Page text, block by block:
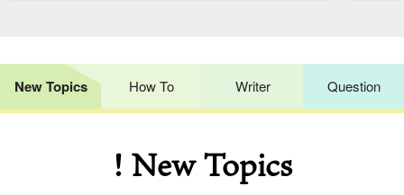
New Topics How To Writer Question
! New Topics